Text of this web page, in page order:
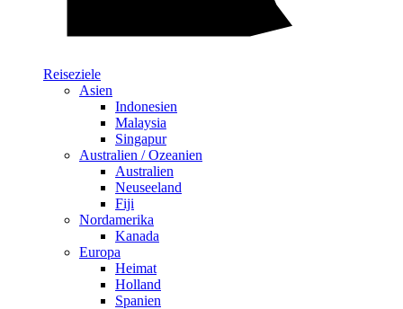
Reiseziele
Asien
Indonesien
Malaysia
Singapur
Australien / Ozeanien
Australien
Neuseeland
Fiji
Nordamerika
Kanada
Europa
Heimat
Holland
Spanien